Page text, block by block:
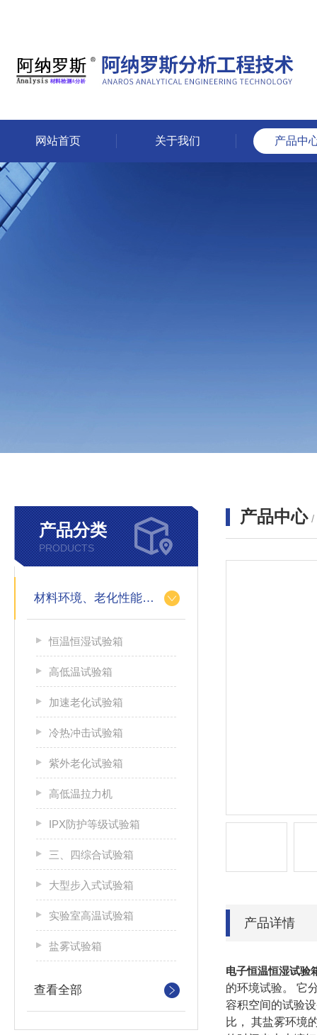
网站首页 关于我们 产品中
产品分类
PRODUCTS
材料环境、老化性能的测定
恒温恒湿试验箱
高低温试验箱
加速老化试验箱
冷热冲击试验箱
紫外老化试验箱
高低温拉力机
IPX防护等级试验箱
三、四综合试验箱
大型步入式试验箱
实验室高温试验箱
盐雾试验箱
查看全部
产品中心 /
产品详情
电子恒温恒湿试验
的环境试验。 它
容积空间的试验
比， 其盐雾环境